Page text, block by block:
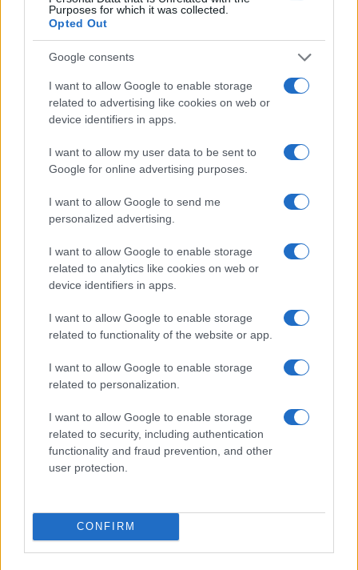
Purposes for which it was collected.
Opted Out
Google consents
I want to allow Google to enable storage
related to advertising like cookies on web or
device identifiers in apps.
I want to allow my user data to be sent to
Google for online advertising purposes.
I want to allow Google to send me
personalized advertising.
I want to allow Google to enable storage
related to analytics like cookies on web or
device identifiers in apps.
I want to allow Google to enable storage
related to functionality of the website or app.
I want to allow Google to enable storage
related to personalization.
I want to allow Google to enable storage
related to security, including authentication
functionality and fraud prevention, and other
user protection.
CONFIRM
sedare la protestaattraverso la repressione
della polizia e le marce dei gruppi filogovernativi,
come i contadini portati a colonizzare le province
Un’altra cosa è che lo sciopero a Santa Cruz è
dannoso per le altre città, perché Santa Cruz è il
motore economico che alimenta il paese.
Cochabamba già sente la mancanza di cibo per gli
Ieri i comitati civici degli altri 8 dipartimenti hanno
Santa Cruz, altrimenti potrebbero unirsi alle
La lotta per il censimento è un beneficio per tutta
la Bolivia, ma solo Santa Cruz sta combattendo
sino ad ora.
governatori (nominati dal presidente), di fondi per
le municipalità e l’autogestione. Santa Cruz ha